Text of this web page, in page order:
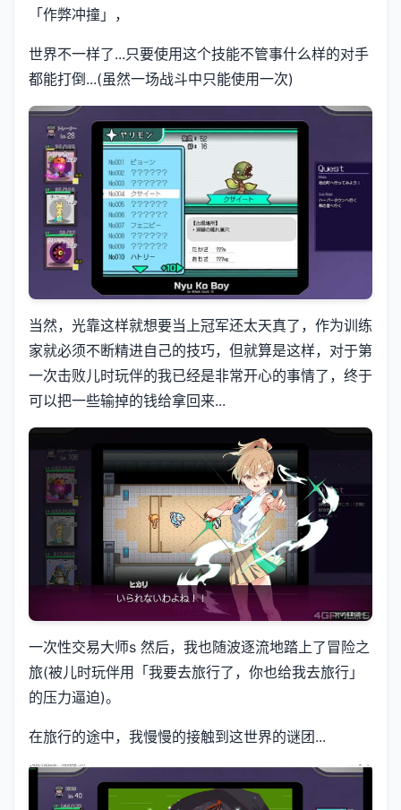
「作弊冲撞」，
世界不一样了...只要使用这个技能不管事什么样的对手
都能打倒...(虽然一场战斗中只能使用一次)
当然，光靠这样就想要当上冠军还太天真了，作为训练
家就必须不断精进自己的技巧，但就算是这样，对于第
一次击败儿时玩伴的我已经是非常开心的事情了，终于
可以把一些输掉的钱给拿回来...
一次性交易大师s 然后，我也随波逐流地踏上了冒险之
旅(被儿时玩伴用「我要去旅行了，你也给我去旅行」
的压力逼迫)。
在旅行的途中，我慢慢的接触到这世界的谜团...